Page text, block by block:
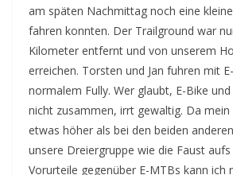
am späten Nachmittag noch eine
fahren konnten. Der Trailground war
Kilometer entfernt und von unserem
erreichen. Torsten und Jan fuhren mit
normalem Fully. Wer glaubt, E-Bike
nicht zusammen, irrt gewaltig. Da mein
etwas höher als bei den beiden
unsere Dreiergruppe wie die Faust aufs
Vorurteile gegenüber E-MTBs kann ich